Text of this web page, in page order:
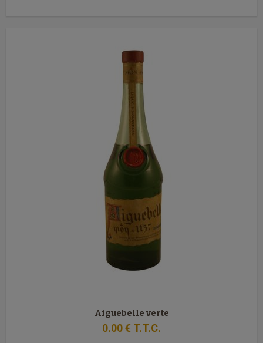
Aiguebelle verte
0.00€ T.T.C.